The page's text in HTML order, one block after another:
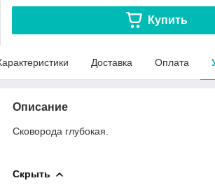
Купить
Доставка Оплата
Описание
Сковорода глубокая.
Скрыть